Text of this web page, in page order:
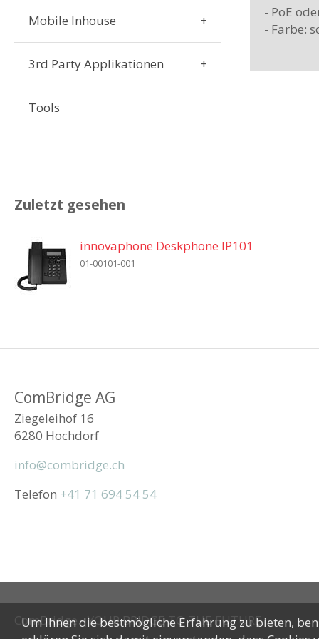
Mobile Inhouse
3rd Party Applikationen
Tools
- PoE
- Farbe:
Zuletzt gesehen
innovaphone Deskphone IP101
01-00101-001
ComBridge AG
Ziegeleihof 16
6280 Hochdorf
info@combridge.ch
Telefon +41 71 694 54 54
ComBridge - YOUR BRIDGE TO THE FUTURE
Um Ihnen die bestmögliche Erfahrung zu bieten,